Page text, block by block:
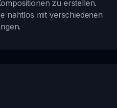
zu erstellen.
nahtlos mit verschiedenen